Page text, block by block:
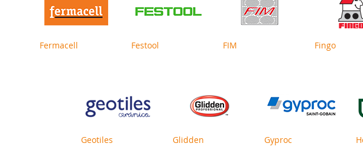
Fermacell Festool FIM Fingo
Geotiles Glidden Gyproc